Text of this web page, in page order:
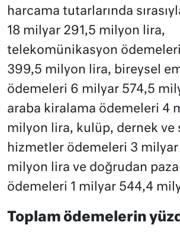
harcama tutarlarında
18 milyar 291,5 milyon lira,
telekomünikasyon
399,5 milyon lira, bireysel
ödemeleri 6 milyar 574,5
araba kiralama ödemeleri 4
milyon lira, kulüp, dernek ve
hizmetler ödemeleri 3 milyar
milyon lira ve doğrudan
ödemeleri 1 milyar 544,4
Toplam ödemelerin